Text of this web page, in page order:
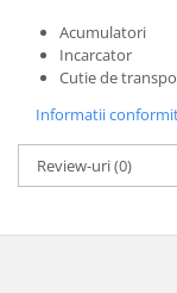
Incarcator
Cutie de
Informatii
Review-uri(0)